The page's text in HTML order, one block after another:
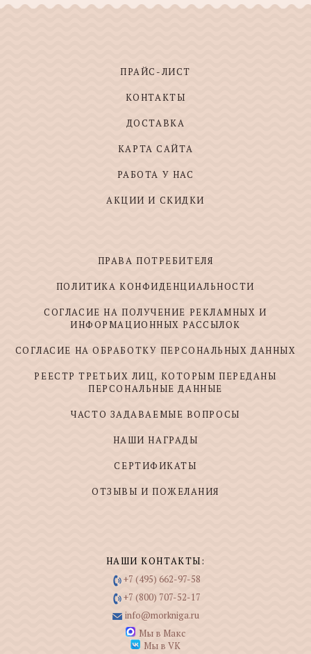
ПРАЙС-ЛИСТ
КОНТАКТЫ
ДОСТАВКА
КАРТА САЙТА
РАБОТА У НАС
АКЦИИ И СКИДКИ
ПРАВА ПОТРЕБИТЕЛЯ
ПОЛИТИКА КОНФИДЕНЦИАЛЬНОСТИ
СОГЛАСИЕ НА ПОЛУЧЕНИЕ РЕКЛАМНЫХ И
ИНФОРМАЦИОННЫХ РАССЫЛОК
СОГЛАСИЕ НА ОБРАБОТКУ ПЕРСОНАЛЬНЫХ ДАННЫХ
РЕЕСТР ТРЕТЬИХ ЛИЦ, КОТОРЫМ ПЕРЕДАНЫ
ПЕРСОНАЛЬНЫЕ ДАННЫЕ
ЧАСТО ЗАДАВАЕМЫЕ ВОПРОСЫ
НАШИ НАГРАДЫ
СЕРТИФИКАТЫ
ОТЗЫВЫ И ПОЖЕЛАНИЯ
НАШИ КОНТАКТЫ:
+7 (495) 662-97-58
+7 (800) 707-52-17
info@morkniga.ru
Мы в Макс
Мы в VK